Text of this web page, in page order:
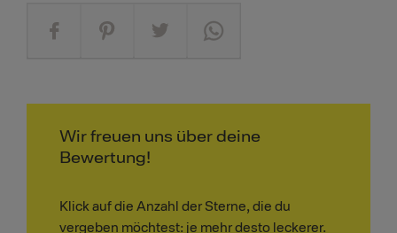
Wir freuen uns über deine
Bewertung!
Klick auf die Anzahl der Sterne, die du
vergeben möchtest: je mehr desto leckerer.